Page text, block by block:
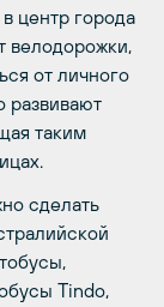
центр города
велодорожки,
от личного
развивают
таким
сделать
Tindo,